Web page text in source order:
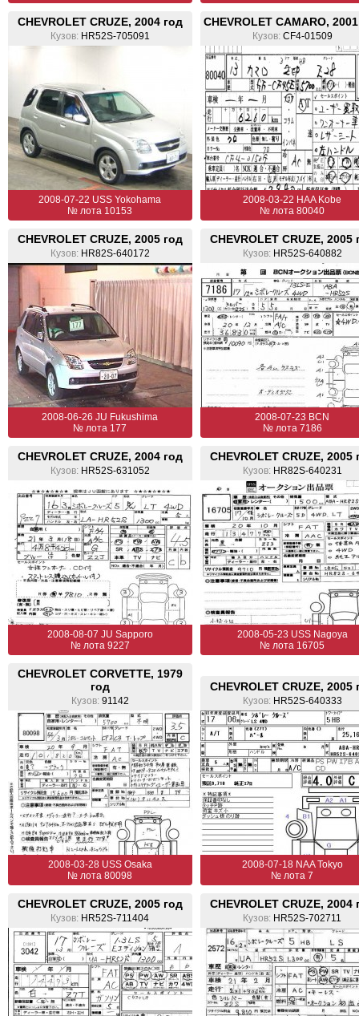
CHEVROLET CRUZE, 2004 год
Кузов: HR52S-705091
2008-07-22 USS Yokohama
№ лота 10153
CHEVROLET CAMARO,
Кузов: CF4-01509
2008-03-22 HAA Kobe
№ лота 80040
CHEVROLET CRUZE, 2005 год
Кузов: HR82S-640172
2008-06-26 JU Fukushima
№ лота 177
CHEVROLET CRUZE, 2005
Кузов: HR52S-640882
2008-07-23 BCN
№ лота 7186
CHEVROLET CRUZE, 2004 год
Кузов: HR52S-631052
2008-08-07 JU Sapporo
№ лота 9227
CHEVROLET CRUZE, 2005
Кузов: HR82S-640231
2008-05-23 USS Nagoya
№ лота 16705
CHEVROLET CORVETTE, 1979
год
Кузов: 91142
2008-03-28 USS Osaka
№ лота 80098
CHEVROLET CRUZE, 2005
Кузов: HR52S-640333
2008-07-18 NAA Tokyo
№ лота 7
CHEVROLET CRUZE, 2005 год
Кузов: HR52S-711404
CHEVROLET CRUZE, 2004
Кузов: HR52S-702711